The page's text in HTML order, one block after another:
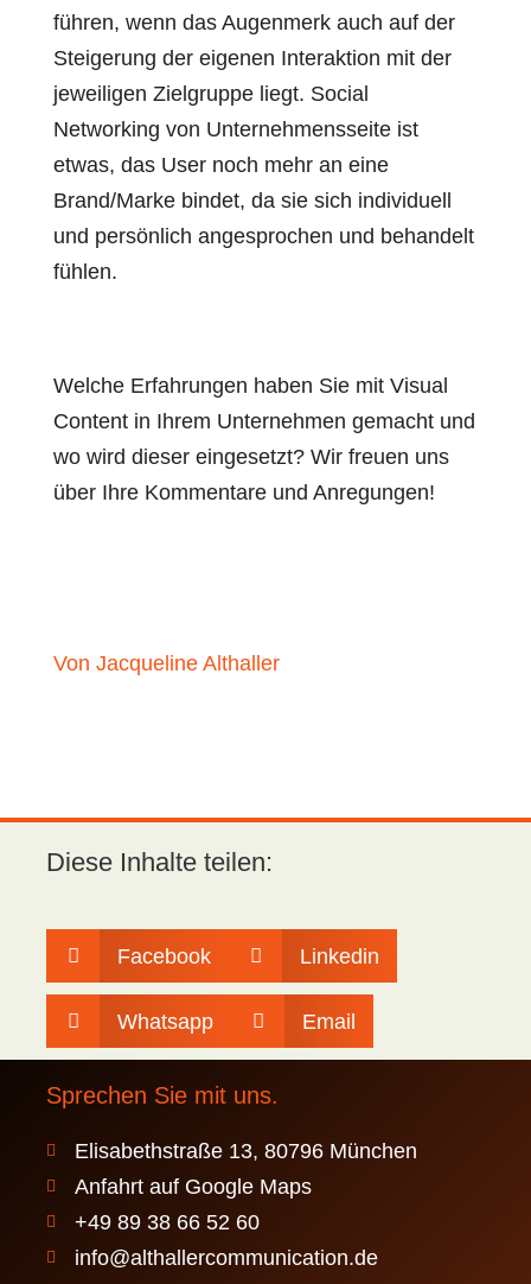
führen, wenn das Augenmerk auch auf der
Steigerung der eigenen Interaktion mit der
jeweiligen Zielgruppe liegt. Social
Networking von Unternehmensseite ist
etwas, das User noch mehr an eine
Brand/Marke bindet, da sie sich individuell
und persönlich angesprochen und behandelt
fühlen.
Welche Erfahrungen haben Sie mit Visual
Content in Ihrem Unternehmen gemacht und
wo wird dieser eingesetzt? Wir freuen uns
über Ihre Kommentare und Anregungen!
Von Jacqueline Althaller
Diese Inhalte teilen:
 Facebook  Linkedin
 Whatsapp  Email
Sprechen Sie mit uns.
 Elisabethstraße 13, 80796 München
 Anfahrt auf Google Maps
 +49 89 38 66 52 60
 info@althallercommunication.de